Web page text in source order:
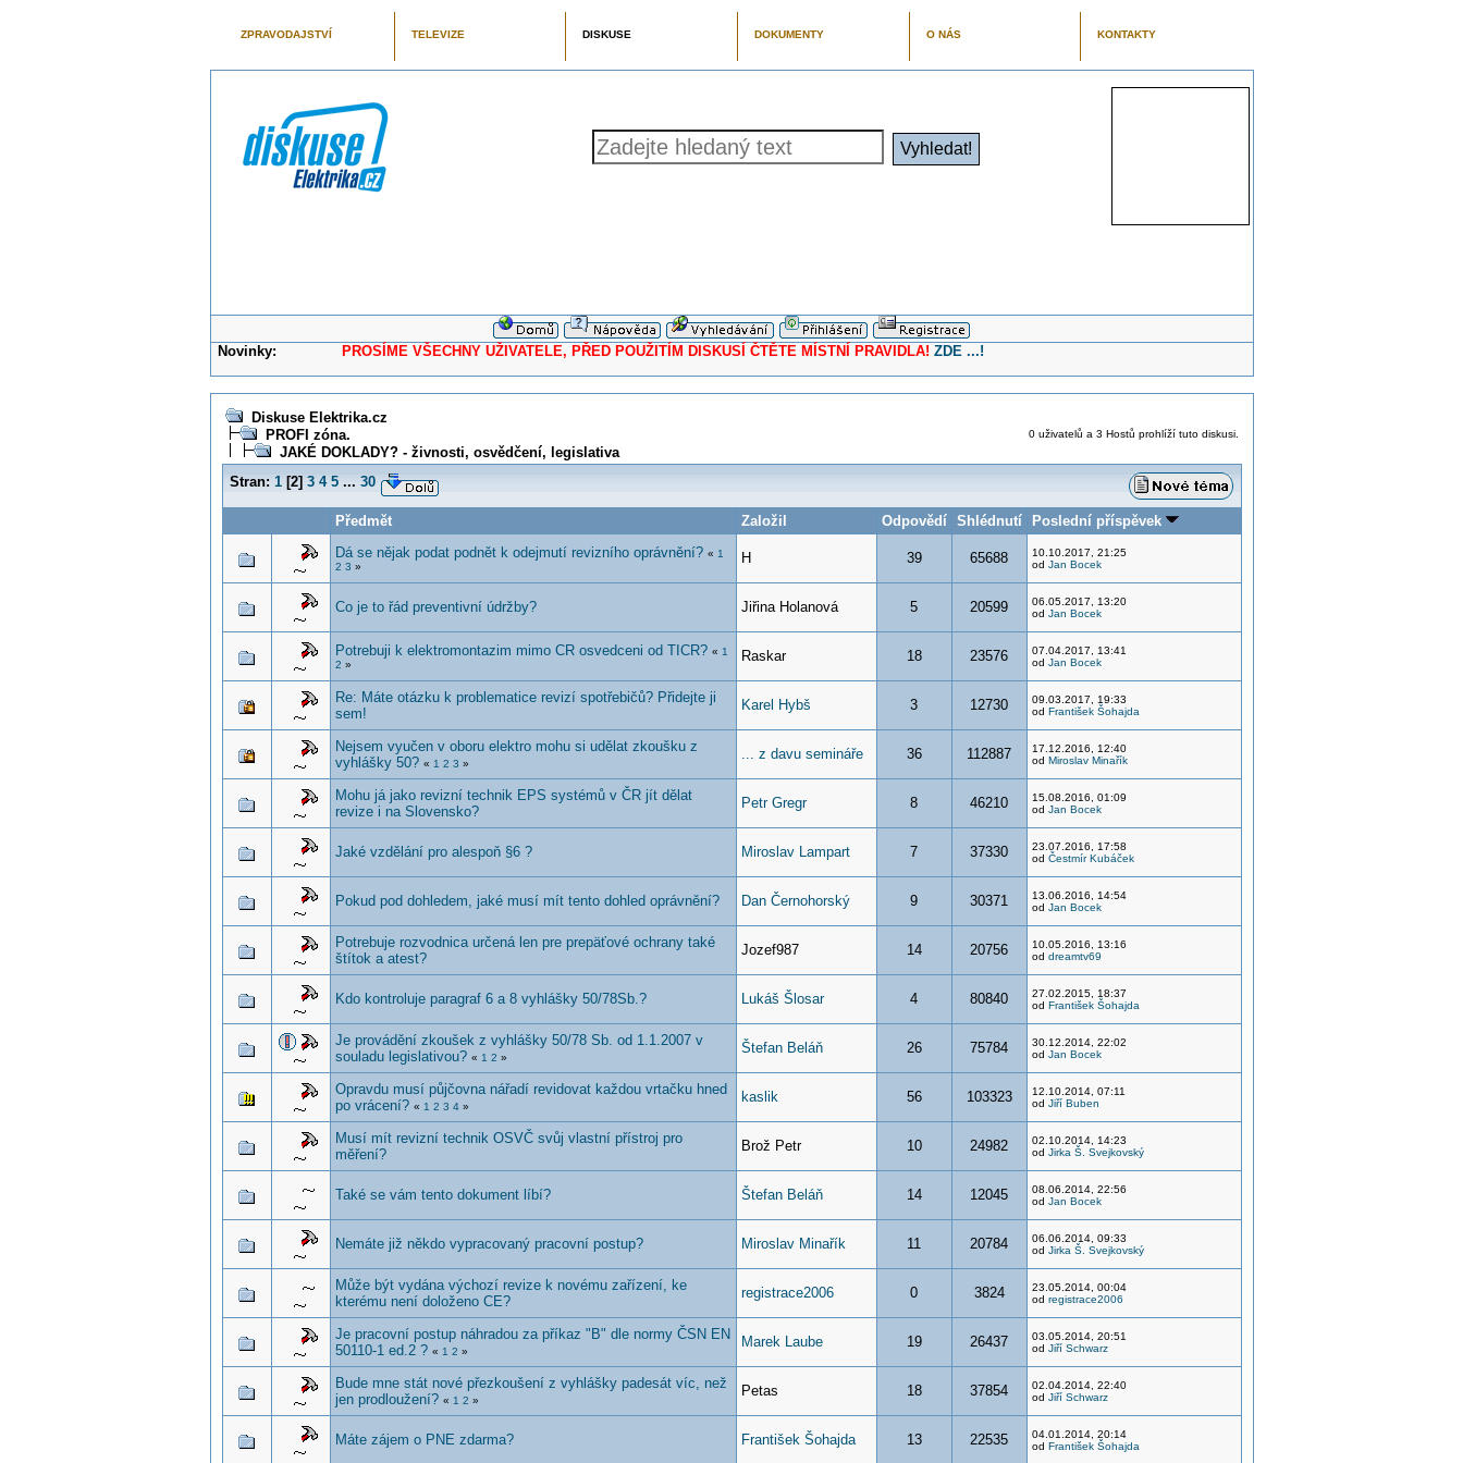
ZPRAVODAJSTVÍ TELEVIZE DISKUSE DOKUMENTY O NÁS KONTAKTY
Novinky: PROSÍME VŠECHNY UŽIVATELE, PŘED POUŽITÍM DISKUSÍ ČTĚTE MÍSTNÍ PRAVIDLA! ZDE ...!
Diskuse Elektrika.cz
PROFI zóna.
JAKÉ DOKLADY? - živnosti, osvědčení, legislativa
0 uživatelů a 3 Hostů prohlíží tuto diskusi.
Stran: 1[2] 3 4 5 ... 30
Předmět Založil Odpovědí Shlédnutí
Poslední příspěvek
Dá se nějak podat podnět k odejmutí revizního oprávnění? « 1
2 3 »
H 39 65688
10.10.2017, 21:25
od Jan Bocek
Co je to řád preventivní údržby? Jiřina Holanová 5 20599
06.05.2017, 13:20
od Jan Bocek
Potrebuji k elektromontazim mimo CR osvedceni od TICR? « 1
2 »
Raskar 18 23576
07.04.2017, 13:41
od Jan Bocek
Re: Máte otázku k problematice revizí spotřebičů? Přidejte ji
sem!
Karel Hybš 3 12730
09.03.2017, 19:33
od František Šohajda
Nejsem vyučen v oboru elektro mohu si udělat zkoušku z
vyhlášky 50? « 1 2 3 »
... z davu semináře 36 112887
17.12.2016, 12:40
od Miroslav Minařík
Mohu já jako revizní technik EPS systémů v ČR jít dělat
revize i na Slovensko?
Petr Gregr 8 46210
15.08.2016, 01:09
od Jan Bocek
Jaké vzdělání pro alespoň §6 ? Miroslav Lampart 7 37330
23.07.2016, 17:58
od Čestmír Kubáček
Pokud pod dohledem, jaké musí mít tento dohled oprávnění? Dan Černohorský 9 30371
13.06.2016, 14:54
od Jan Bocek
Potrebuje rozvodnica určená len pre prepäťové ochrany také
štítok a atest?
Jozef987 14 20756
10.05.2016, 13:16
od dreamtv69
Kdo kontroluje paragraf 6 a 8 vyhlášky 50/78Sb.? Lukáš Šlosar 4 80840
27.02.2015, 18:37
od František Šohajda
Je provádění zkoušek z vyhlášky 50/78 Sb. od 1.1.2007 v
souladu legislativou? « 1 2 »
Štefan Beláň 26 75784
30.12.2014, 22:02
od Jan Bocek
Opravdu musí půjčovna nářadí revidovat každou vrtačku hned
po vrácení? « 1 2 3 4»
kaslik 56 103323
12.10.2014, 07:11
od Jiří Buben
Musí mít revizní technik OSVČ svůj vlastní přístroj pro
měření?
Brož Petr 10 24982
02.10.2014, 14:23
od Jirka Š. Svejkovský
Také se vám tento dokument líbí? Štefan Beláň 14 12045
08.06.2014, 22:56
od Jan Bocek
Nemáte již někdo vypracovaný pracovní postup? Miroslav Minařík 11 20784
06.06.2014, 09:33
od Jirka Š. Svejkovský
Může být vydána výchozí revize k novému zařízení, ke
kterému není doloženo CE?
registrace2006 0 3824
23.05.2014, 00:04
od registrace2006
Je pracovní postup náhradou za příkaz "B" dle normy ČSN EN
50110-1 ed.2 ? « 1 2 »
Marek Laube 19 26437
03.05.2014, 20:51
od Jiří Schwarz
Bude mne stát nové přezkoušení z vyhlášky padesát víc, než
jen prodloužení? « 1 2 »
Petas 18 37854
02.04.2014, 22:40
od Jiří Schwarz
Máte zájem o PNE zdarma? František Šohajda 13 22535
04.01.2014, 20:14
od František Šohajda